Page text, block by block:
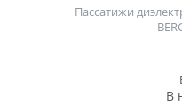
Пассатижи
В